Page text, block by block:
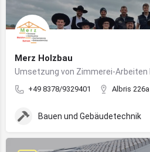
Merz Holzbau
+49 8378/9329401 Albris 226a
Bauen und Gebäudetechnik